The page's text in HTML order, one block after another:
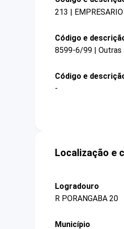
213 |
Código e
8599-6/99 | Outras
Código e
-
Localização e
Logradouro
R PORANGABA 20
Município